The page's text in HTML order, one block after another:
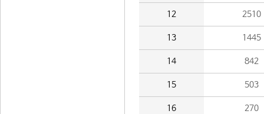
12 2510
13 1445
14 842
15 503
16 270